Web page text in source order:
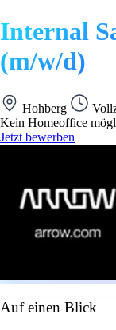
Internal
(m/w/d)
Hohberg
Kein Homeoffice
Jetzt bewerben
Auf einen Blick